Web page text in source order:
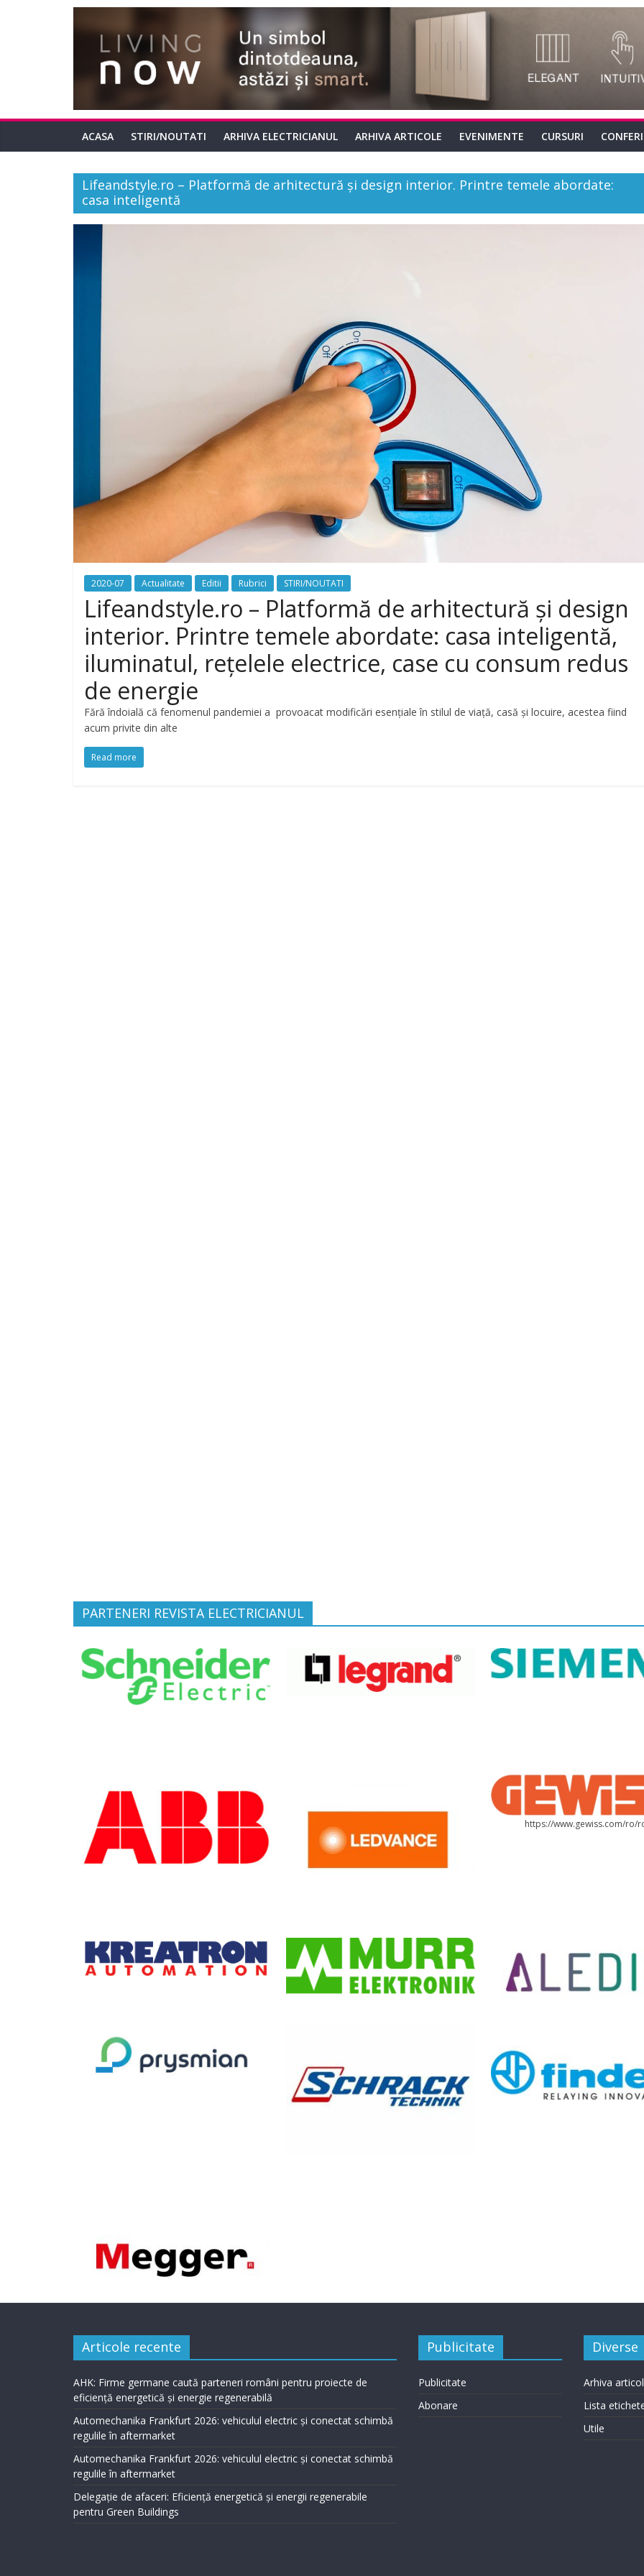
ACASA STIRI/NOUTATI ARHIVA ELECTRICIANUL ARHIVA ARTICOLE EVENIMENTE CURSURI
Lifeandstyle.ro – Platformă de arhitectură şi design interior. Printre temele abordate:
casa inteligentă
2020-07 Actualitate Editii Rubrici STIRI/NOUTATI
Lifeandstyle.ro – Platformă de arhitectură şi design
interior. Printre temele abordate: casa inteligentă,
iluminatul, reţelele electrice, case cu consum redus
de energie
Fără îndoială că fenomenul pandemiei a provoacat modificări esenţiale în stilul de viaţă, casă şi locuire, acestea fiind
acum privite din alte
Read more
PARTENERI REVISTA ELECTRICIANUL
https://www.gewiss.com/ro/
Articole recente
AHK: Firme germane caută parteneri români pentru proiecte de
eficiență energetică și energie regenerabilă
Automechanika Frankfurt 2026: vehiculul electric și conectat schimbă
regulile în aftermarket
Automechanika Frankfurt 2026: vehiculul electric și conectat schimbă
regulile în aftermarket
Delegație de afaceri: Eficiență energetică și energii regenerabile
pentru Green Buildings
Publicitate
Publicitate
Abonare
Diverse
Arhiva
Lista
Utile